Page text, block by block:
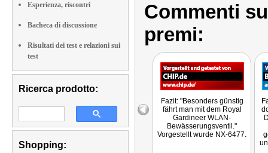
Esperienza, riscontri
Bacheca di discussione
Risultati dei test e relazioni sui
test
Ricerca prodotto:
Shopping:
Commenti
premi:
Fazit: "Besonders günstig
fährt man mit dem Royal
Gardineer WLAN-
Bewässerungsventil."
Vorgestellt wurde NX-6477.